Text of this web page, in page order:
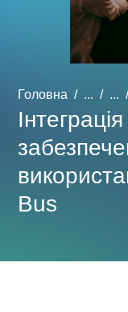
Головна ... ...
Bus